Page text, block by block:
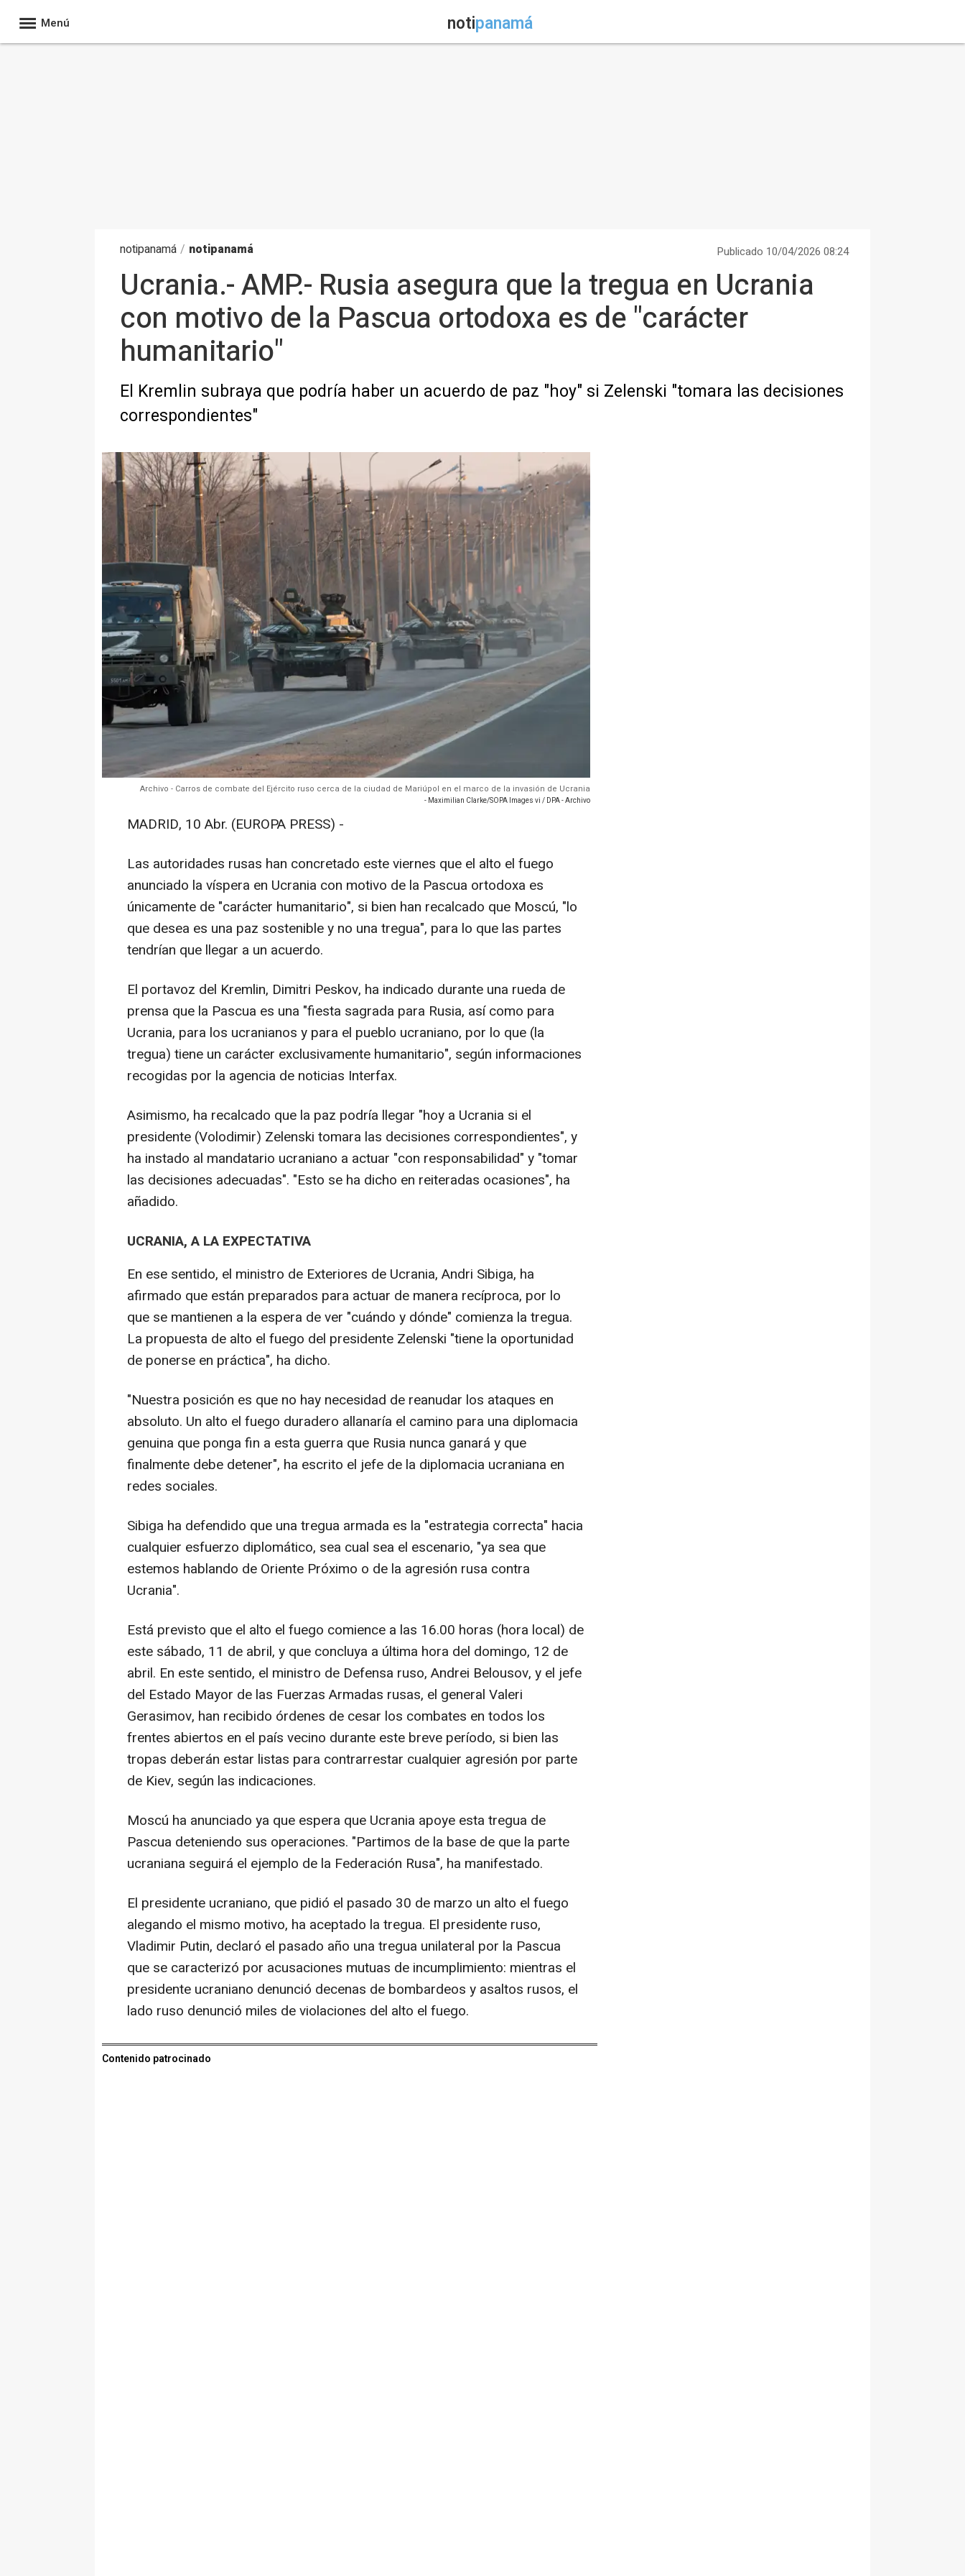
Menú notipanamá
notipanamá / notipanamá Publicado 10/04/2026 08:24
Ucrania.- AMP.- Rusia asegura que la tregua en Ucrania
con motivo de la Pascua ortodoxa es de "carácter
humanitario"
El Kremlin subraya que podría haber un acuerdo de paz "hoy" si Zelenski "tomara las decisiones
correspondientes"
Archivo - Carros de combate del Ejército ruso cerca de la ciudad de Mariúpol en el marco de la invasión de Ucrania
- Maximilian Clarke/SOPA Images vi / DPA - Archivo
MADRID, 10 Abr. (EUROPA PRESS) -
Las autoridades rusas han concretado este viernes que el alto el fuego
anunciado la víspera en Ucrania con motivo de la Pascua ortodoxa es
únicamente de "carácter humanitario", si bien han recalcado que Moscú, "lo
que desea es una paz sostenible y no una tregua", para lo que las partes
tendrían que llegar a un acuerdo.
El portavoz del Kremlin, Dimitri Peskov, ha indicado durante una rueda de
prensa que la Pascua es una "fiesta sagrada para Rusia, así como para
Ucrania, para los ucranianos y para el pueblo ucraniano, por lo que (la
tregua) tiene un carácter exclusivamente humanitario", según informaciones
recogidas por la agencia de noticias Interfax.
Asimismo, ha recalcado que la paz podría llegar "hoy a Ucrania si el
presidente (Volodimir) Zelenski tomara las decisiones correspondientes", y
ha instado al mandatario ucraniano a actuar "con responsabilidad" y "tomar
las decisiones adecuadas". "Esto se ha dicho en reiteradas ocasiones", ha
añadido.
UCRANIA, A LA EXPECTATIVA
En ese sentido, el ministro de Exteriores de Ucrania, Andri Sibiga, ha
afirmado que están preparados para actuar de manera recíproca, por lo
que se mantienen a la espera de ver "cuándo y dónde" comienza la tregua.
La propuesta de alto el fuego del presidente Zelenski "tiene la oportunidad
de ponerse en práctica", ha dicho.
"Nuestra posición es que no hay necesidad de reanudar los ataques en
absoluto. Un alto el fuego duradero allanaría el camino para una diplomacia
genuina que ponga fin a esta guerra que Rusia nunca ganará y que
finalmente debe detener", ha escrito el jefe de la diplomacia ucraniana en
redes sociales.
Sibiga ha defendido que una tregua armada es la "estrategia correcta" hacia
cualquier esfuerzo diplomático, sea cual sea el escenario, "ya sea que
estemos hablando de Oriente Próximo o de la agresión rusa contra
Ucrania".
Está previsto que el alto el fuego comience a las 16.00 horas (hora local) de
este sábado, 11 de abril, y que concluya a última hora del domingo, 12 de
abril. En este sentido, el ministro de Defensa ruso, Andrei Belousov, y el jefe
del Estado Mayor de las Fuerzas Armadas rusas, el general Valeri
Gerasimov, han recibido órdenes de cesar los combates en todos los
frentes abiertos en el país vecino durante este breve período, si bien las
tropas deberán estar listas para contrarrestar cualquier agresión por parte
de Kiev, según las indicaciones.
Moscú ha anunciado ya que espera que Ucrania apoye esta tregua de
Pascua deteniendo sus operaciones. "Partimos de la base de que la parte
ucraniana seguirá el ejemplo de la Federación Rusa", ha manifestado.
El presidente ucraniano, que pidió el pasado 30 de marzo un alto el fuego
alegando el mismo motivo, ha aceptado la tregua. El presidente ruso,
Vladimir Putin, declaró el pasado año una tregua unilateral por la Pascua
que se caracterizó por acusaciones mutuas de incumplimiento: mientras el
presidente ucraniano denunció decenas de bombardeos y asaltos rusos, el
lado ruso denunció miles de violaciones del alto el fuego.
Contenido patrocinado